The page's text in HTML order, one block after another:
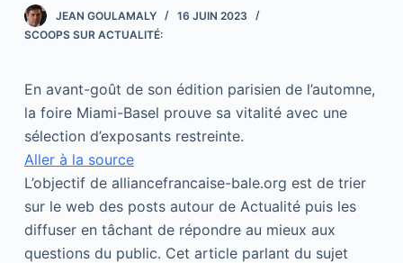
n
n
u
JEAN GOULAMALY
16 JUIN 2023
SCOOPS SUR ACTUALITÉ:
En avant-goût de son édition parisien de l’automne,
la foire Miami-Basel prouve sa vitalité avec une
sélection d’exposants restreinte.
Aller à la source
L’objectif de alliancefrancaise-bale.org est de trier
sur le web des posts autour de Actualité puis les
diffuser en tâchant de répondre au mieux aux
questions du public. Cet article parlant du sujet